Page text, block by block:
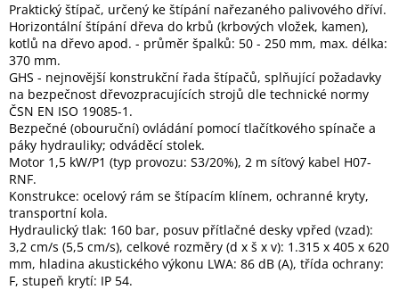
Elektronika
Domácnost
%
Black
Friday
VÝPRODEJ
Akční
zboží
TONERY
A
Praktický štípač, určený ke štípání nařezaného palivového dříví.
Horizontální štípání dřeva do krbů (krbových vložek, kamen),
kotlů na dřevo apod. - průměr špalků: 50 - 250 mm, max. délka:
370 mm.
GHS - nejnovější konstrukční řada štípačů, splňující požadavky
na bezpečnost dřevozpracujících strojů dle technické normy
ČSN EN ISO 19085-1.
Bezpečné (obouruční) ovládání pomocí tlačítkového spínače a
páky hydrauliky; odváděcí stolek.
Motor 1,5 kW/P1 (typ provozu: S3/20%), 2 m síťový kabel H07-
RNF.
Konstrukce: ocelový rám se štípacím klínem, ochranné kryty,
transportní kola.
Hydraulický tlak: 160 bar, posuv přítlačné desky vpřed (vzad):
3,2 cm/s (5,5 cm/s), celkové rozměry (d x š x v): 1.315 x 405 x 620
mm, hladina akustického výkonu LWA: 86 dB (A), třída ochrany:
F, stupeň krytí: IP 54.